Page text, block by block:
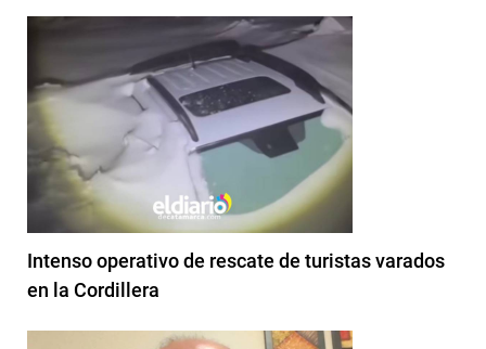
Intenso operativo de rescate de turistas varados
en la Cordillera